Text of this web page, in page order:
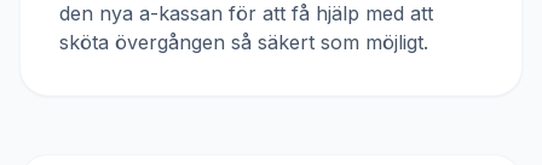
den nya a-kassan för att få hjälp med att
sköta övergången så säkert som möjligt.